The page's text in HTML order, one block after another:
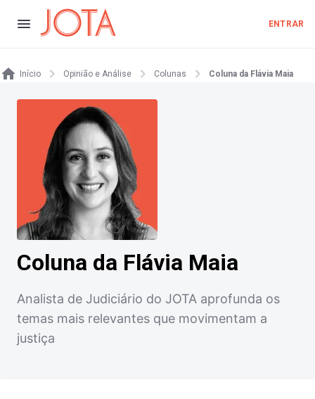
ENTRAR
Início Opinião e Análise Colunas Coluna da Flávia Maia
Coluna da Flávia Maia
Analista de Judiciário do JOTA aprofunda os
temas mais relevantes que movimentam a
justiça